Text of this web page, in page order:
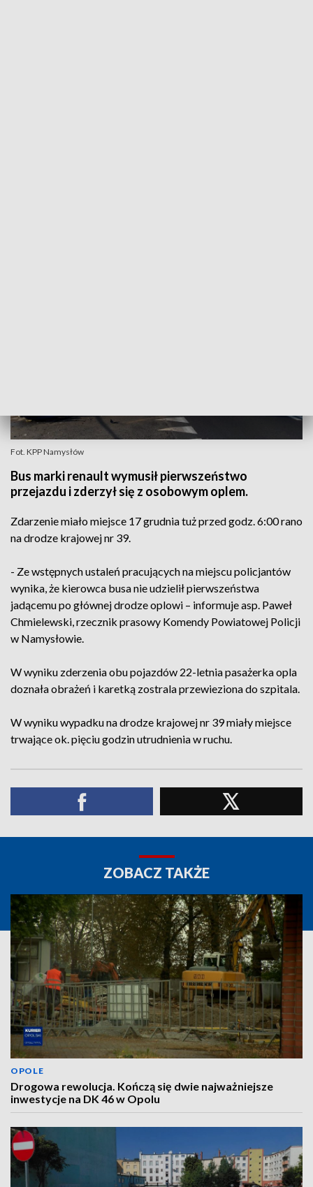
Fot. KPP Namysłów
Bus marki renault wymusił pierwszeństwo
przejazdu i zderzył się z osobowym oplem.
Zdarzenie miało miejsce 17 grudnia tuż przed godz. 6:00 rano
na drodze krajowej nr 39.
- Ze wstępnych ustaleń pracujących na miejscu policjantów
wynika, że kierowca busa nie udzielił pierwszeństwa
jadącemu po głównej drodze oplowi – informuje asp. Paweł
Chmielewski, rzecznik prasowy Komendy Powiatowej Policji
w Namysłowie.
W wyniku zderzenia obu pojazdów 22-letnia pasażerka opla
doznała obrażeń i karetką zostrala przewieziona do szpitala.
W wyniku wypadku na drodze krajowej nr 39 miały miejsce
trwające ok. pięciu godzin utrudnienia w ruchu.
ZOBACZ TAKŻE
OPOLE
Drogowa rewolucja. Kończą się dwie najważniejsze
inwestycje na DK 46 w Opolu